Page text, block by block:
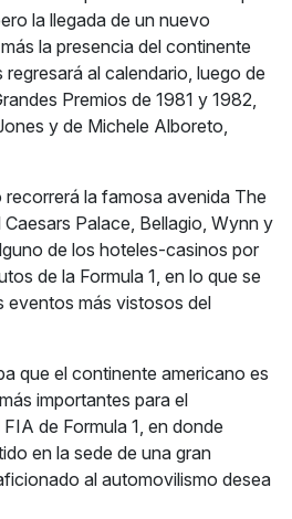
la llegada de un nuevo
la presencia del continente
al calendario, luego de
Premios de 1981 y 1982,
y de Michele Alboreto,
la famosa avenida The
Caesars Palace, Bellagio, Wynn y
de los hoteles-casinos por
de la Formula 1, en lo que se
eventos más vistosos del
que el continente americano es
importantes para el
de Formula 1, en donde
en la sede de una gran
al automovilismo desea